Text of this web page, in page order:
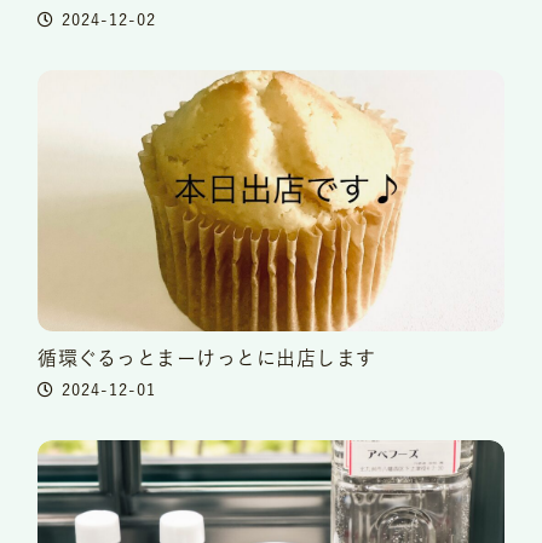
2024-12-02
循環ぐるっとまーけっとに出店します
2024-12-01